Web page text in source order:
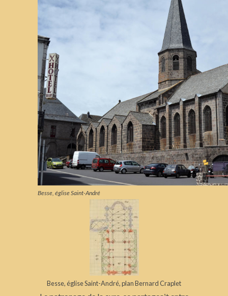
Besse, église Saint-André
Besse, église Saint-André, plan Bernard Craplet